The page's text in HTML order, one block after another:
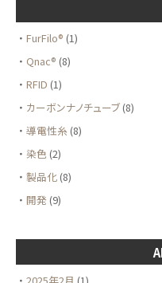
FurFilo® (1)
Qnac® (8)
RFID (1)
カーボンナノチューブ(8)
導電性糸 (8)
染色 (2)
製品化(8)
開発(9)